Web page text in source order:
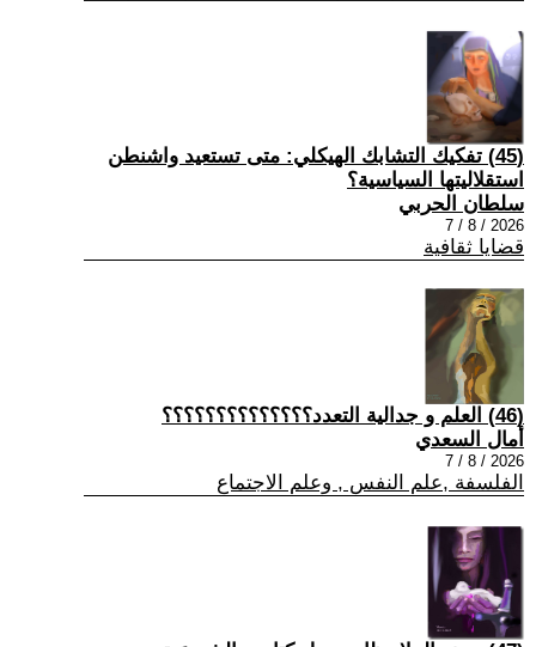
(45) تفكيك التشابك الهيكلي: متى تستعيد واشنطن
استقلاليتها السياسية؟
سلطان الحربي
2026 / 8 / 7
قضايا ثقافية
(46) العلم و جدالية التعدد؟؟؟؟؟؟؟؟؟؟؟؟؟؟
أمال السعدي
2026 / 8 / 7
الفلسفة ,علم النفس , وعلم الاجتماع